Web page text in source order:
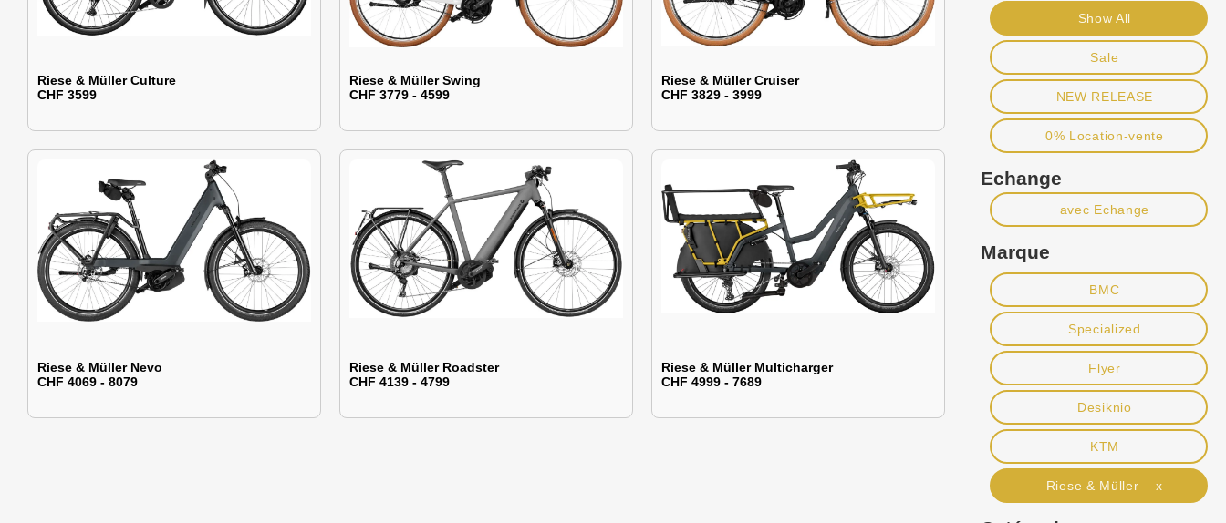
Riese & Müller Culture
CHF 3599
Riese & Müller Swing
CHF 3779 - 4599
Riese & Müller Cruiser
CHF 3829 - 3999
Riese & Müller Nevo
CHF 4069 - 8079
Riese & Müller Roadster
CHF 4139 - 4799
Riese & Müller Multicharger
CHF 4999 - 7689
Show All
Sale
NEW RELEASE
0% Location-vente
Echange
avec Echange
Marque
BMC
Specialized
Flyer
Desiknio
KTM
Riese & Müller x